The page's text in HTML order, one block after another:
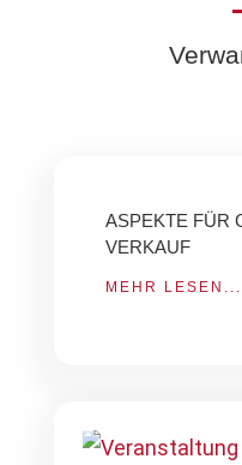
ASPEKTE FÜR
VERKAUF
MEHR LESEN...